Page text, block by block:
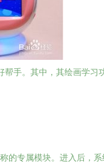
手。其中，其绘画学
的专属模块。进入后，